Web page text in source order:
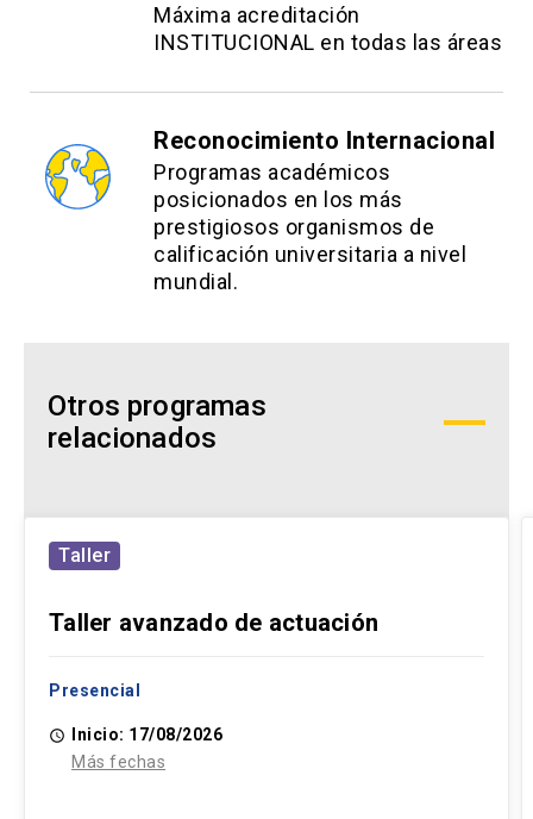
Máxima acreditación
INSTITUCIONAL en todas las áreas
Reconocimiento Internacional
Programas académicos
posicionados en los más
prestigiosos organismos de
calificación universitaria a nivel
mundial.
Otros programas
relacionados
Taller
Taller avanzado de actuación
Presencial
access_time Inicio: 17/08/2026
Más fechas